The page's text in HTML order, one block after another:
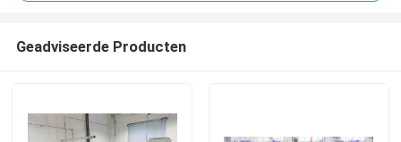
Geadviseerde Producten